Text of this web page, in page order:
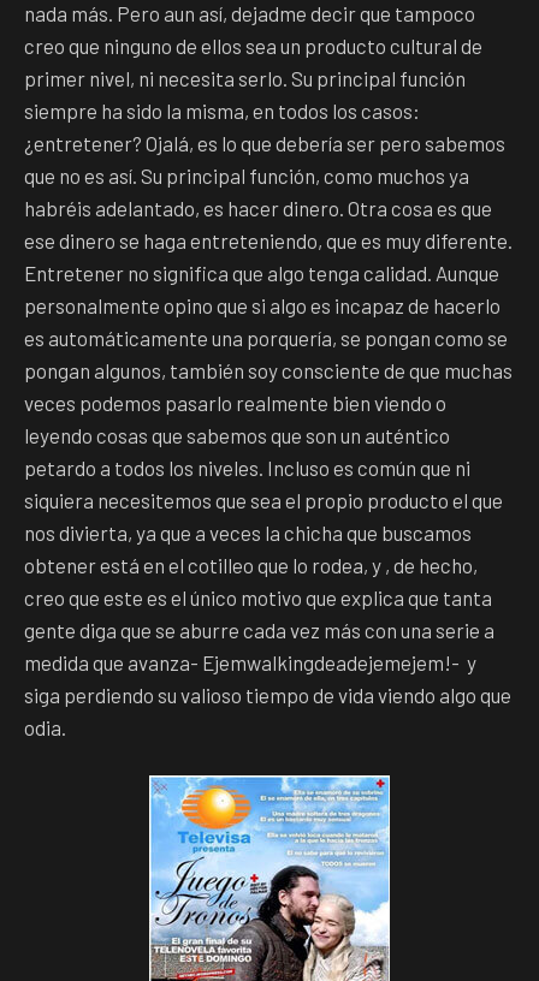
nada más. Pero aun así, dejadme decir que tampoco
creo que ninguno de ellos sea un producto cultural de
primer nivel, ni necesita serlo. Su principal función
siempre ha sido la misma, en todos los casos:
¿entretener? Ojalá, es lo que debería ser pero sabemos
que no es así. Su principal función, como muchos ya
habréis adelantado, es hacer dinero. Otra cosa es que
ese dinero se haga entreteniendo, que es muy diferente.
Entretener no significa que algo tenga calidad. Aunque
personalmente opino que si algo es incapaz de hacerlo
es automáticamente una porquería, se pongan como se
pongan algunos, también soy consciente de que muchas
veces podemos pasarlo realmente bien viendo o
leyendo cosas que sabemos que son un auténtico
petardo a todos los niveles. Incluso es común que ni
siquiera necesitemos que sea el propio producto el que
nos divierta, ya que a veces la chicha que buscamos
obtener está en el cotilleo que lo rodea, y , de hecho,
creo que este es el único motivo que explica que tanta
gente diga que se aburre cada vez más con una serie a
medida que avanza- Ejemwalkingdeadejemejem!- y
siga perdiendo su valioso tiempo de vida viendo algo que
odia.